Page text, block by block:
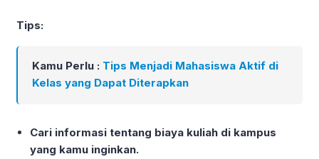
Tips:
Kamu Perlu : Tips Menjadi Mahasiswa Aktif di
Kelas yang Dapat Diterapkan
Cari informasi tentang biaya kuliah di kampus
yang kamu inginkan.